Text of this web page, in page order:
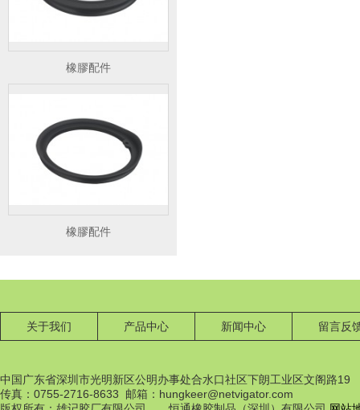
橡膠配件
橡膠配件
橡膠配件
关于我们 产品中心 新闻中心 留言反
中国广东省深圳市光明新区公明办事处合水口社区下朗工业区文阁路19
传真：0755-2716-8633 邮箱：hungkeer@netvigator.com